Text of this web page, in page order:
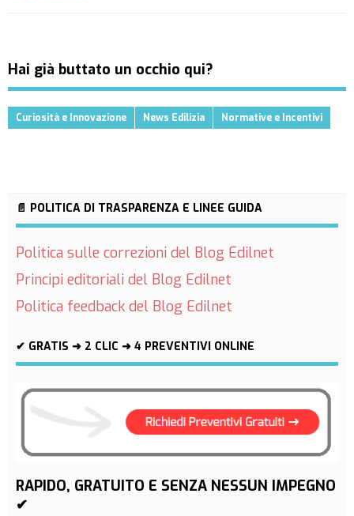
Hai già buttato un occhio qui?
Curiosità e Innovazione News Edilizia Normative e Incentivi
📄 POLITICA DI TRASPARENZA E LINEE GUIDA
Politica sulle correzioni del Blog Edilnet
Principi editoriali del Blog Edilnet
Politica feedback del Blog Edilnet
✔ GRATIS ➜ 2 CLIC ➜ 4 PREVENTIVI ONLINE
RAPIDO, GRATUITO E SENZA NESSUN IMPEGNO
✔